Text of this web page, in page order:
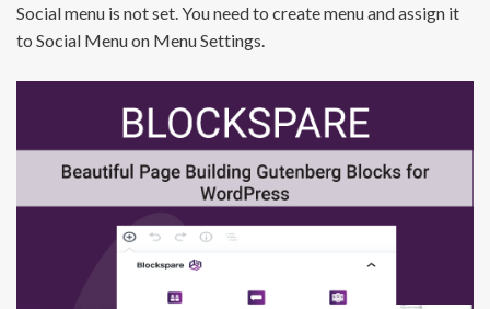
Social menu is not set. You need to create menu and assign it
to Social Menu on Menu Settings.